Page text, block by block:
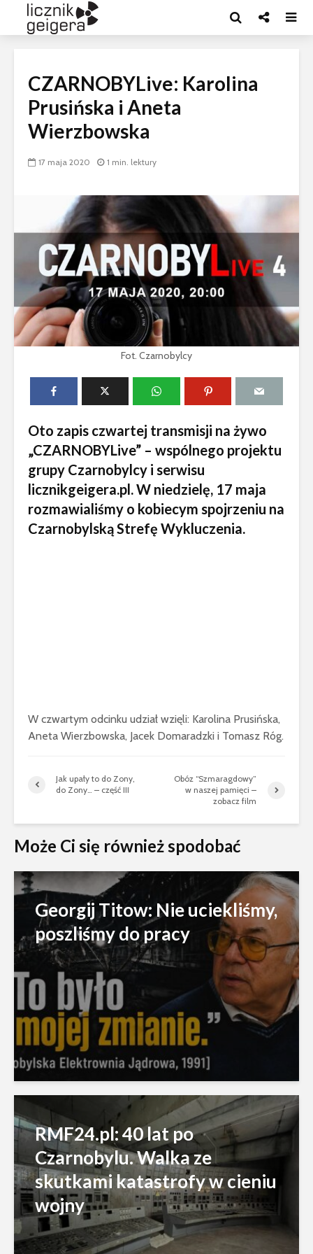
CZARNOBYLive: Karolina
Prusińska i Aneta
Wierzbowska
17 maja 2020 1 min. lektury
Fot. Czarnobylcy
Oto zapis czwartej transmisji na żywo
„CZARNOBYLive” – wspólnego projektu
grupy Czarnobylcy i serwisu
licznikgeigera.pl. W niedzielę, 17 maja
rozmawialiśmy o kobiecym spojrzeniu na
Czarnobylską Strefę Wykluczenia.
W czwartym odcinku udział wzięli: Karolina Prusińska,
Aneta Wierzbowska, Jacek Domaradzki i Tomasz Róg.
Jak upały to do Zony,
do Zony… – część III
Obóz “Szmaragdowy”
w naszej pamięci –
zobacz film
Może Ci się również spodobać
Georgij Titow: Nie uciekliśmy,
poszliśmy do pracy
RMF24.pl: 40 lat po
Czarnobylu. Walka ze
skutkami katastrofy w cieniu
wojny